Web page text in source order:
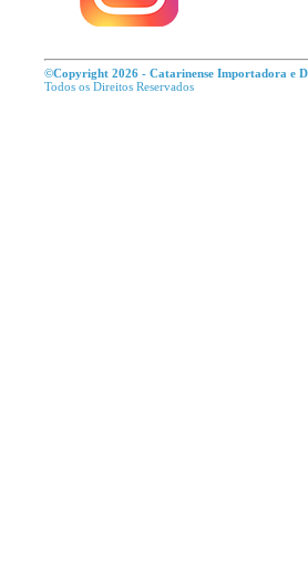
©Copyright 2026 - Catarinense Importadora e
Todos os